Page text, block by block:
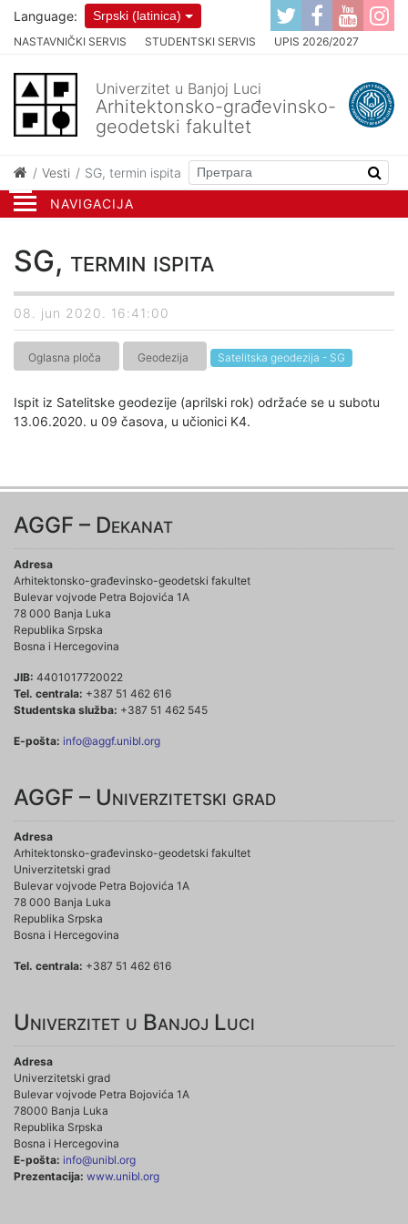
NAVIGACIJA
NASTAVNIČKI SERVIS STUDENTSKI SERVIS UPIS 2026/2027
Language: Srpski (latinica)
Univerzitet u Banjoj Luci
Arhitektonsko-građevinsko-
geodetski fakultet
Vesti SG, termin ispita
SG, termin ispita
08. jun 2020. 16:41:00
Oglasna ploča Geodezija Satelitska geodezija - SG
Ispit iz Satelitske geodezije (aprilski rok) održaće se u subotu
13.06.2020. u 09 časova, u učionici K4.
AGGF – Dekanat
Adresa
Arhitektonsko-građevinsko-geodetski fakultet
Bulevar vojvode Petra Bojovića 1A
78 000 Banja Luka
Republika Srpska
Bosna i Hercegovina
JIB: 4401017720022
Tel. centrala: +387 51 462 616
Studentska služba: +387 51 462 545
E-pošta: info@aggf.unibl.org
AGGF – Univerzitetski grad
Adresa
Arhitektonsko-građevinsko-geodetski fakultet
Univerzitetski grad
Bulevar vojvode Petra Bojovića 1A
78 000 Banja Luka
Republika Srpska
Bosna i Hercegovina
Tel. centrala: +387 51 462 616
Univerzitet u Banjoj Luci
Adresa
Univerzitetski grad
Bulevar vojvode Petra Bojovića 1A
78000 Banja Luka
Republika Srpska
Bosna i Hercegovina
E-pošta: info@unibl.org
Prezentacija: www.unibl.org